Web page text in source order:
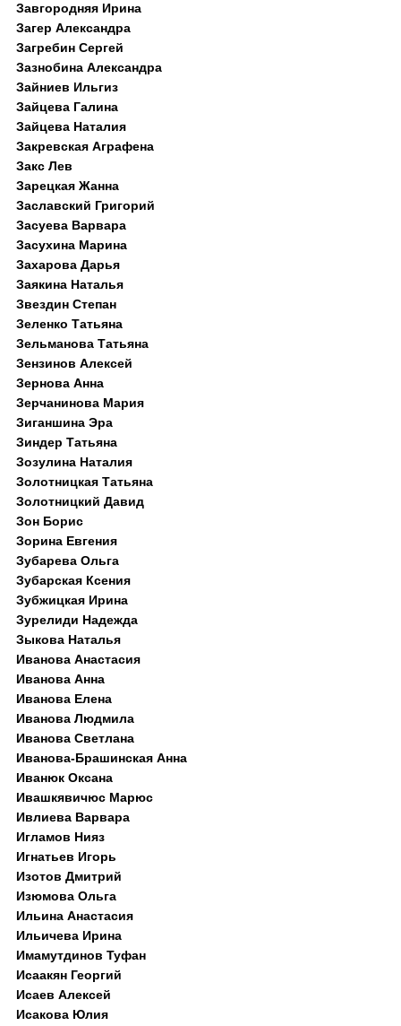
Завгородняя Ирина
Загер Александра
Загребин Сергей
Зазнобина Александра
Зайниев Ильгиз
Зайцева Галина
Зайцева Наталия
Закревская Аграфена
Закс Лев
Зарецкая Жанна
Заславский Григорий
Засуева Варвара
Засухина Марина
Захарова Дарья
Заякина Наталья
Звездин Степан
Зеленко Татьяна
Зельманова Татьяна
Зензинов Алексей
Зернова Анна
Зерчанинова Мария
Зиганшина Эра
Зиндер Татьяна
Зозулина Наталия
Золотницкая Татьяна
Золотницкий Давид
Зон Борис
Зорина Евгения
Зубарева Ольга
Зубарская Ксения
Зубжицкая Ирина
Зурелиди Надежда
Зыкова Наталья
Иванова Анастасия
Иванова Анна
Иванова Елена
Иванова Людмила
Иванова Светлана
Иванова-Брашинская Анна
Иванюк Оксана
Ивашкявичюс Марюс
Ивлиева Варвара
Игламов Нияз
Игнатьев Игорь
Изотов Дмитрий
Изюмова Ольга
Ильина Анастасия
Ильичева Ирина
Имамутдинов Туфан
Исаакян Георгий
Исаев Алексей
Исакова Юлия